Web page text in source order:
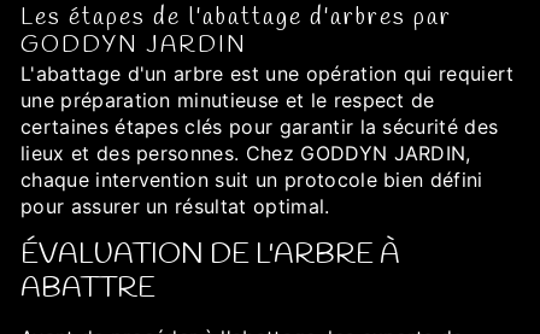
Les étapes de l'abattage d'arbres par
GODDYN JARDIN
L'abattage d'un arbre est une opération qui requiert
une préparation minutieuse et le respect de
certaines étapes clés pour garantir la sécurité des
lieux et des personnes. Chez GODDYN JARDIN,
chaque intervention suit un protocole bien défini
pour assurer un résultat optimal.
ÉVALUATION DE L'ARBRE À
ABATTRE